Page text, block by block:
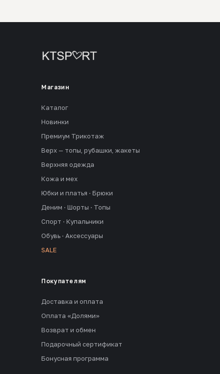
Магазин
Каталог
Новинки
Премиум Трикотаж
Верх — топы, рубашки, жакеты
Верхняя одежда
Кожа и мех
Юбки и платья · Брюки
Деним · Шорты · Топы
Спорт · Купальники
Обувь · Аксессуары
SALE
Покупателям
Доставка и оплата
Оплата «Долями»
Возврат и обмен
Подарочный сертификат
Бонусная программа